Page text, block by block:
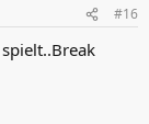
#16